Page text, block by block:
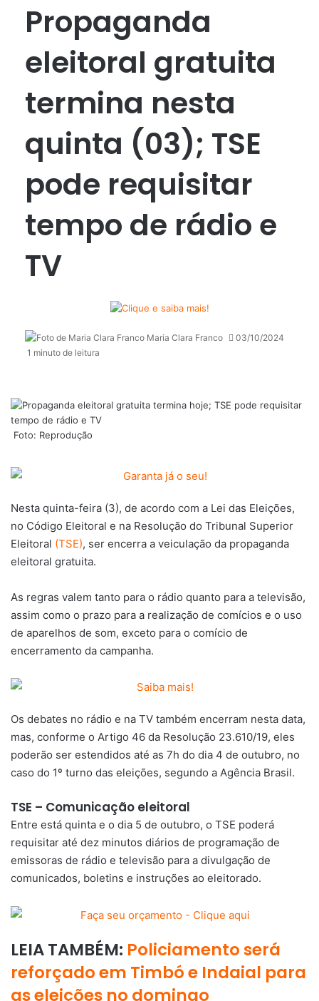
Propaganda
eleitoral gratuita
termina nesta
quinta (03); TSE
pode requisitar
tempo de rádio e
TV
Maria Clara Franco
03/10/2024
1 minuto de leitura
Foto: Reprodução
Nesta quinta-feira (3), de acordo com a Lei das Eleições,
no Código Eleitoral e na Resolução do Tribunal Superior
Eleitoral (TSE), ser encerra a veiculação da propaganda
eleitoral gratuita.
As regras valem tanto para o rádio quanto para a televisão,
assim como o prazo para a realização de comícios e o uso
de aparelhos de som, exceto para o comício de
encerramento da campanha.
Os debates no rádio e na TV também encerram nesta data,
mas, conforme o Artigo 46 da Resolução 23.610/19, eles
poderão ser estendidos até as 7h do dia 4 de outubro, no
caso do 1º turno das eleições, segundo a Agência Brasil.
TSE – Comunicação eleitoral
Entre está quinta e o dia 5 de outubro, o TSE poderá
requisitar até dez minutos diários de programação de
emissoras de rádio e televisão para a divulgação de
comunicados, boletins e instruções ao eleitorado.
LEIA TAMBÉM: Policiamento será
reforçado em Timbó e Indaial para
as eleições no domingo